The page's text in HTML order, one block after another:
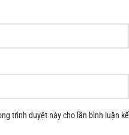
trình duyệt này cho lần bình luận kế